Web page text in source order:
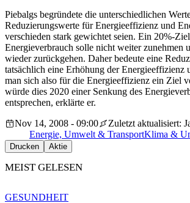
Piebalgs begründete die unterschiedlichen
Reduzierungswerte für Energieeffizienz und
verschieden stark gewichtet seien. Ein 20%-
Energieverbrauch solle nicht weiter zunehmen
wieder zurückgehen. Daher bedeute eine
tatsächlich eine Erhöhung der Energieeffizienz
man sich also für die Energieeffizienz ein Ziel
würde dies 2020 einer Senkung des
entsprechen, erklärte er.
Nov 14, 2008 - 09:00
Zuletzt aktualisiert:
Energie, Umwelt & TransportKlima &
Drucken Aktie
MEIST GELESEN
GESUNDHEIT